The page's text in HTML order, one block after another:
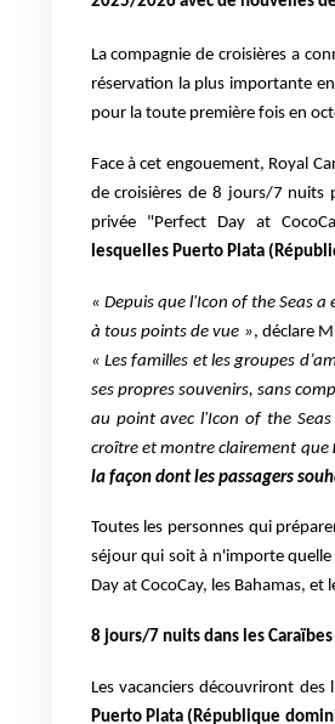
La compagnie de croisières a
réservation la plus importante
pour la toute première fois en
Face à cet engouement, Royal
de croisièresde 8 jours/7 nuits
privée "Perfect Day at
lesquelles Puerto Plata
« Depuis que l'Icon of the Seas
à tous points de vue », déclare
« Les familles et les groupes
ses propres souvenirs, sans
au point avec l'Icon of the
croître et montre clairement que
la façon dont les passagers
Toutes les personnes qui
séjour qui soit à n'importe
Day at CocoCay, les Bahamas,
8 jours/7 nuits dans les
Les vacanciers découvriront
Puerto Plata (République